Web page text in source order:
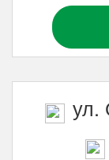
ул.